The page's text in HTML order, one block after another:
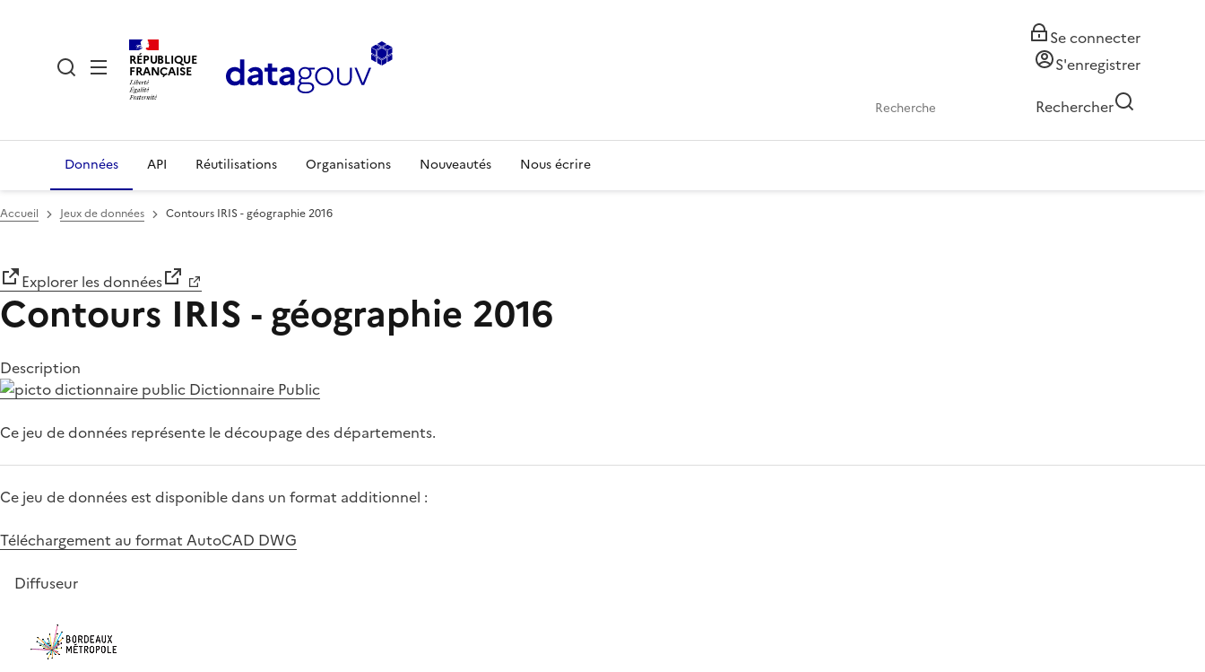
RÉPUBLIQUE
FRANÇAISE
Se connecter
S'enregistrer
Rechercher
Données API Réutilisations Organisations Nouveautés Nous écrire
Accueil Jeux de données Contours IRIS - géographie 2016
Explorer les données
Contours IRIS - géographie 2016
Description
Dictionnaire Public
Ce jeu de données représente le découpage des départements.
Ce jeu de données est disponible dans un format additionnel :
Téléchargement au format AutoCAD DWG
Diffuseur